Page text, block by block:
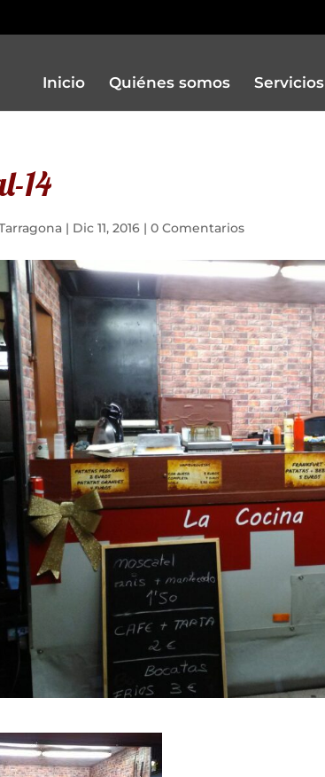
Inicio Quiénes somos Servicios
14
| Dic 11, 2016 |0 Comentarios